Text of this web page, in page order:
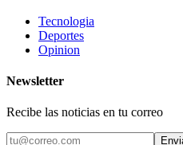
Tecnologia
Deportes
Opinion
Newsletter
Recibe las noticias en tu correo